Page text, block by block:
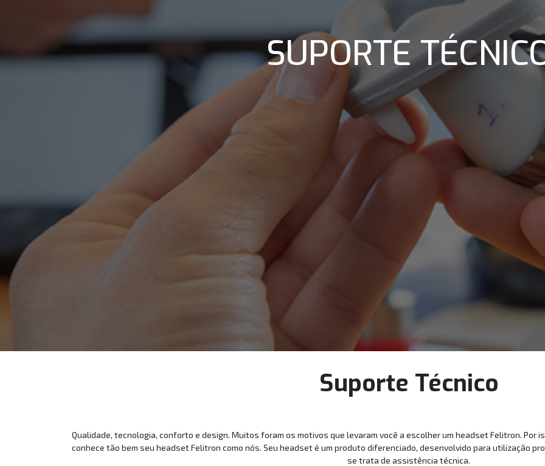
SUPORTE
Suporte Técnico
Qualidade, tecnologia, conforto e design. Muitos foram os motivos que levaram você a escolher um headset Felitron. Por
conhece tão bem seu headset Felitron como nós. Seu headset é um produto diferenciado, desenvolvido para utilização
se trata de assistência técnica.